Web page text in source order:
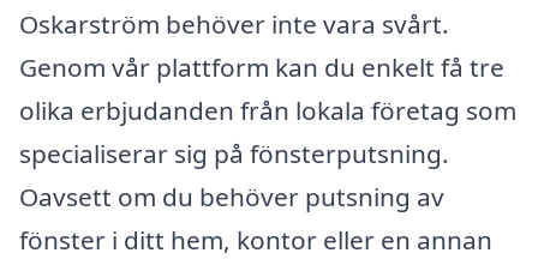
Oskarström behöver inte vara svårt.
Genom vår plattform kan du enkelt få tre
olika erbjudanden från lokala företag som
specialiserar sig på fönsterputsning.
Oavsett om du behöver putsning av
fönster i ditt hem, kontor eller en annan